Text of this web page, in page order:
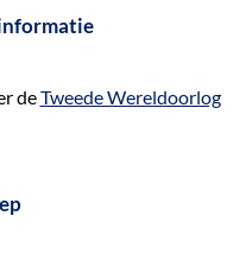
deTweede Wereldoorlog